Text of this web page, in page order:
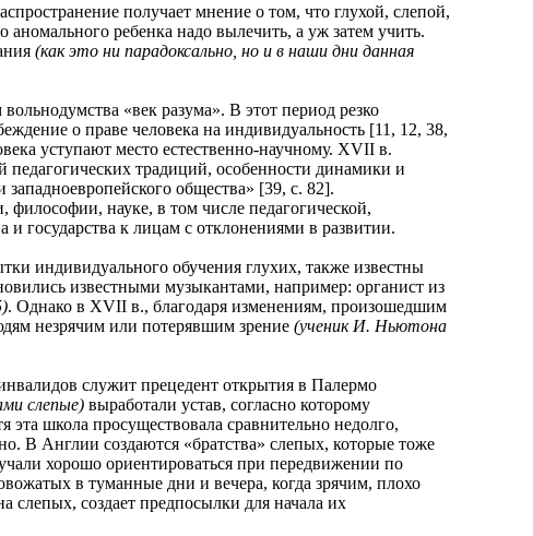
получает мнение о том, что глухой, слепой,
ребенка надо вылечить, а уж затем учить.
(как это ни парадоксально, но и в наши дни данная
«век разума». В этот период резко
о праве человека на индивидуальность [11, 12, 38,
уступают место естественно-научному. XVII в.
традиций, особенности динамики и
общества» [39, с. 82].
науке, в том числе педагогической,
и государства к лицам с отклонениями в развитии.
индивидуального обучения глухих, также известны
известными музыкантами, например: органист из
. Однако в XVII в., благодаря изменениям, произошедшим
незрячим или потерявшим зрение (ученик И. Ньютона
служит прецедент открытия в Палермо
слепые)выработали устав, согласно которому
эта школа просуществовала сравнительно недолго,
В Англии создаются «братства» слепых, которые тоже
хорошо ориентироваться при передвижении по
в туманные дни и вечера, когда зрячим, плохо
слепых, создает предпосылки для начала их